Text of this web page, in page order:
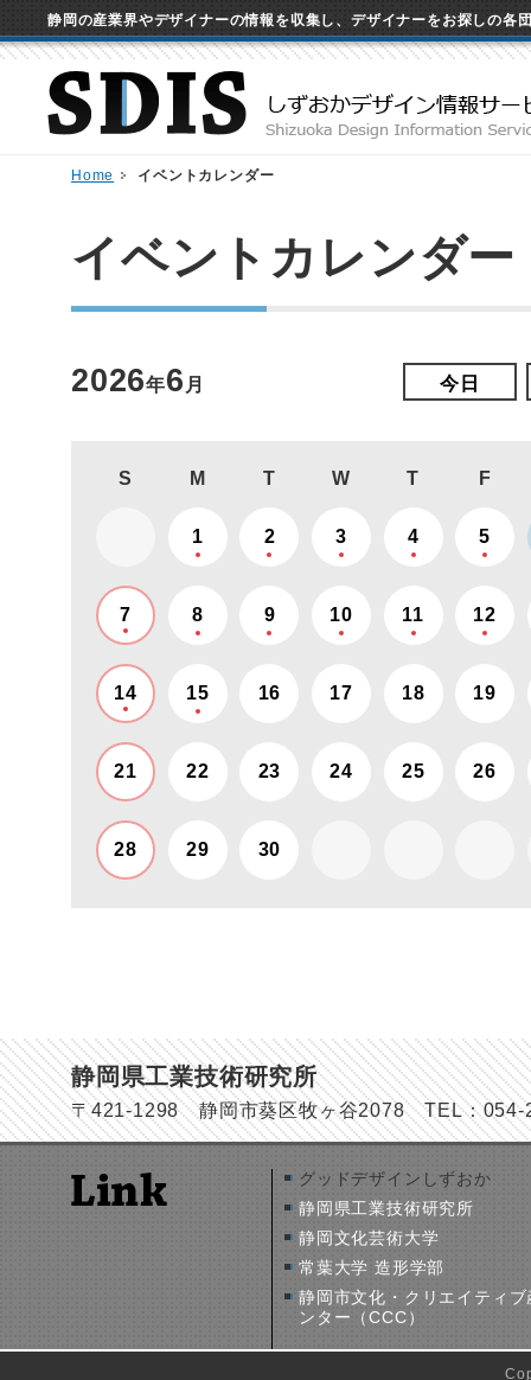
静岡の産業界やデザイナーの情報を収集し、デザイナーをお探しの各
Home イベントカレンダー
イベントカレンダー
2026年6 月 今日
S M T W T F
1 2 3 4 5
7 8 9 10 11 12
14 15 16 17 18 19
21 22 23 24 25 26
28 29 30
静岡県工業技術研究所
〒421-1298 静岡市葵区牧ヶ谷2078 TEL：
グッドデザインしずおか
静岡県工業技術研究所
静岡文化芸術大学
常葉大学 造形学部
静岡市文化・クリエイティ
ンター（CCC）